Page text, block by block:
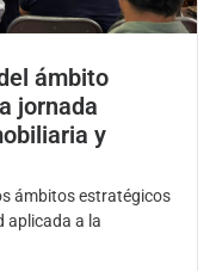
ámbito
jornada
y
ámbitos estratégicos
aplicada a la